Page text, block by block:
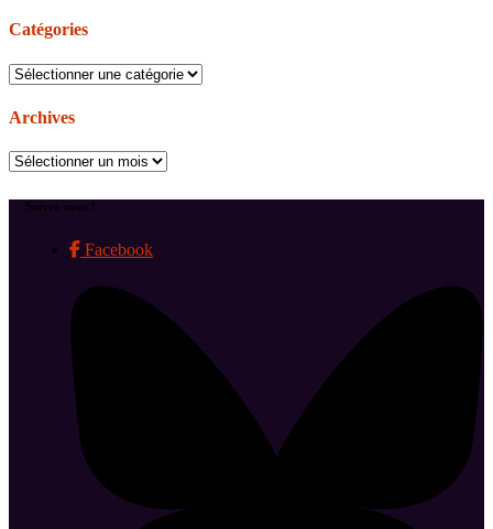
Catégories
Catégories
Archives
Archives
Suivez-nous !
Facebook